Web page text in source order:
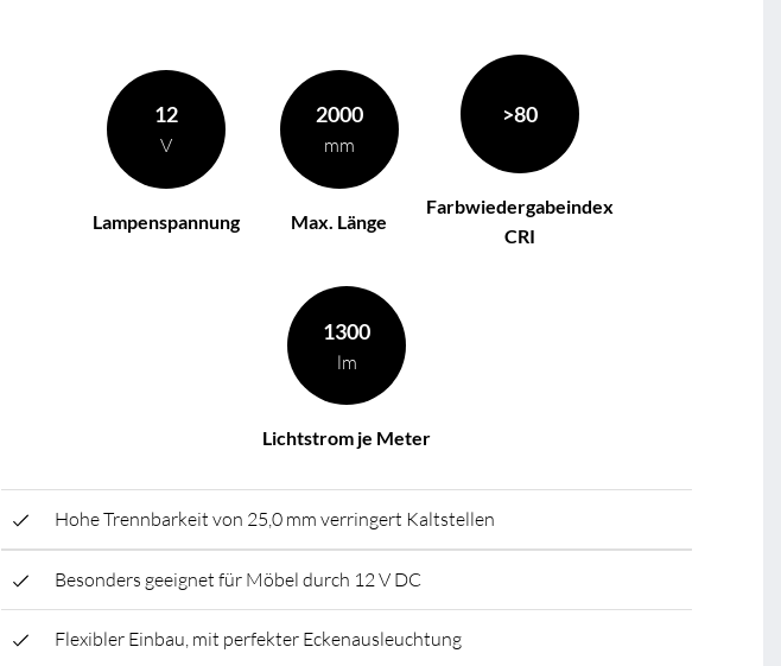
12
V
Lampenspannung
2000
mm
Max. Länge
>80
Farbwiedergabeindex
CRI
1300
lm
Lichtstrom je Meter
Hohe Trennbarkeit von 25,0 mm verringert Kaltstellen
Besonders geeignet für Möbel durch 12 V DC
Flexibler Einbau, mit perfekter Eckenausleuchtung